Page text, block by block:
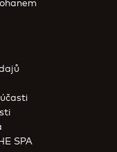
SPA